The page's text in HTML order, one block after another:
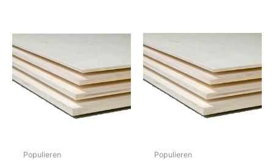
Populieren Populieren